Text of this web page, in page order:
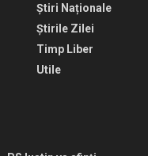
Știri Naționale
Știrile Zilei
Timp Liber
Utile